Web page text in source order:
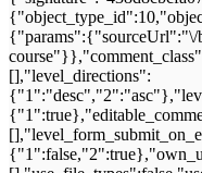
{"params":{"sourceUrl":"\/
[],"level_directions":